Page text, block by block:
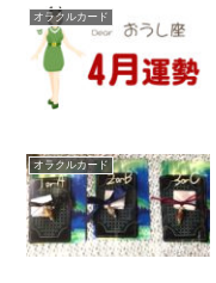
オラクルカード
オラクルカード